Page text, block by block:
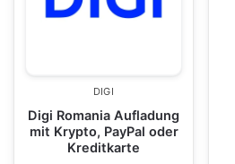
DIGI
Digi Romania Aufladung
mit Krypto, PayPal oder
Kreditkarte